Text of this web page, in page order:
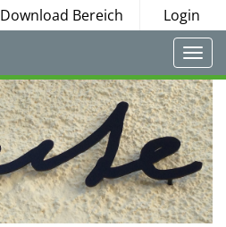
Download Bereich Login